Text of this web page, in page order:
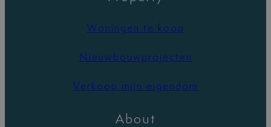
Woningen te koop
Nieuwbouwprojecten
Verkoop mijn eigendom
About